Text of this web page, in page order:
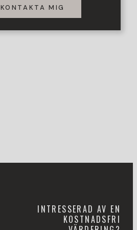
KONTAKTA MIG
INTRESSERAD AV EN
KOSTNADSFRI